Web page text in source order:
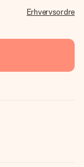
Erhvervsordre